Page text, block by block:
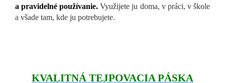
a pravidelné používanie. Využijete ju doma, v práci, v škole
a všade tam, kde ju potrebujete.
KVALITNÁ TEJPOVACIA PÁSKA